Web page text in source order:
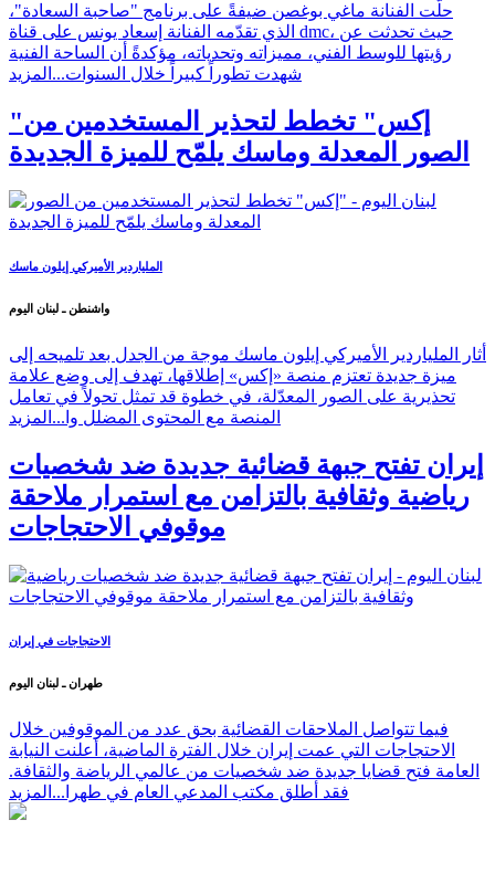
حلّت الفنانة ماغي بوغصن ضيفةً على برنامج "صاحبة السعادة"،
الذي تقدّمه الفنانة إسعاد يونس على قناة dmc، حيث تحدثت عن
رؤيتها للوسط الفني، مميزاته وتحدياته، مؤكدةً أن الساحة الفنية
شهدت تطوراً كبيراً خلال السنوات... المزيد
"إكس" تخطط لتحذير المستخدمين من
الصور المعدلة وماسك يلمّح للميزة الجديدة
الملياردير الأميركي إيلون ماسك
واشنطن ـ لبنان اليوم
أثار الملياردير الأميركي إيلون ماسك موجة من الجدل بعد تلميحه إلى
ميزة جديدة تعتزم منصة «إكس» إطلاقها، تهدف إلى وضع علامة
تحذيرية على الصور المعدّلة، في خطوة قد تمثل تحولاً في تعامل
المنصة مع المحتوى المضلل وا... المزيد
إيران تفتح جبهة قضائية جديدة ضد شخصيات
رياضية وثقافية بالتزامن مع استمرار ملاحقة
موقوفي الاحتجاجات
الاحتجاجات في إيران
طهران ـ لبنان اليوم
فيما تتواصل الملاحقات القضائية بحق عدد من الموقوفين خلال
الاحتجاجات التي عمت إيران خلال الفترة الماضية، أعلنت النيابة
العامة فتح قضايا جديدة ضد شخصيات من عالمي الرياضة والثقافة.
فقد أطلق مكتب المدعي العام في طهرا... المزيد